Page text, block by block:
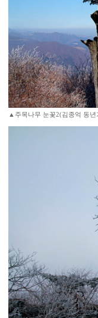
▲주목나무 눈꽃2(김종억 동년